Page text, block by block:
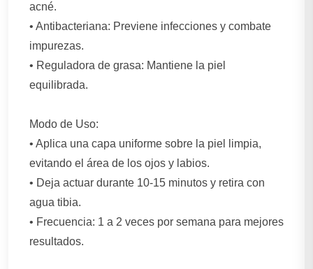
acné.
• Antibacteriana: Previene infecciones y combate
impurezas. ️
• Reguladora de grasa: Mantiene la piel
equilibrada.
Modo de Uso:
• Aplica una capa uniforme sobre la piel limpia,
evitando el área de los ojos y labios.
• Deja actuar durante 10-15 minutos y retira con
agua tibia.
• Frecuencia: 1 a 2 veces por semana para mejores
resultados.